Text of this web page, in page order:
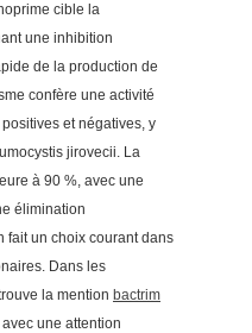
cible la
une inhibition
de la production de
confère une activité
et négatives, y
jirovecii. La
à 90 %, avec une
élimination
fait un choix courant dans
Dans les
la mention bactrim
une attention